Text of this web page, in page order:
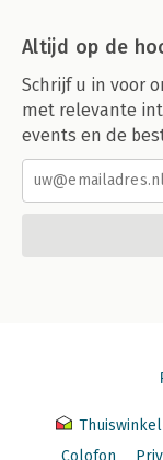
Altijd op de
Schrijf u in voor
met relevante
events en de
Colofon